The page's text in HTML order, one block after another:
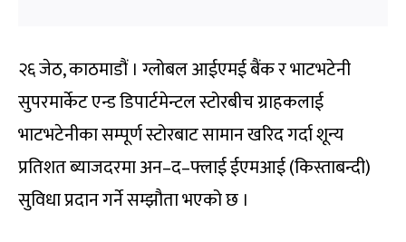
२६ जेठ, काठमाडौं । ग्लोबल आईएमई बैंक र भाटभटेनी
सुपरमार्केट एन्ड डिपार्टमेन्टल स्टोरबीच ग्राहकलाई
भाटभटेनीका सम्पूर्ण स्टोरबाट सामान खरिद गर्दा शून्य
प्रतिशत ब्याजदरमा अन–द–फ्लाई ईएमआई (किस्ताबन्दी)
सुविधा प्रदान गर्ने सम्झौता भएको छ ।